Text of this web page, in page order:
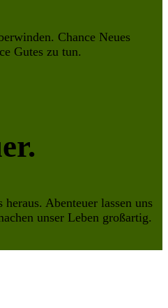
Chance Neues
Gutes zu tun.
Abenteuer lassen uns
unser Leben großartig.